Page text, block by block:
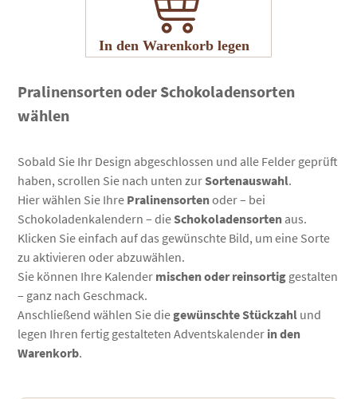
Pralinensorten oder Schokoladensorten
wählen
Sobald Sie Ihr Design abgeschlossen und alle Felder geprüft
haben, scrollen Sie nach unten zurSortenauswahl.
Hier wählen Sie Ihre Pralinensortenoder – bei
Schokoladenkalendern – dieSchokoladensorten aus.
Klicken Sie einfach auf das gewünschte Bild, um eine Sorte
zu aktivieren oder abzuwählen.
Sie können Ihre Kalender mischen oder reinsortig gestalten
– ganz nach Geschmack.
Anschließend wählen Sie diegewünschte Stückzahl und
legen Ihren fertig gestalteten Adventskalender in den
Warenkorb.